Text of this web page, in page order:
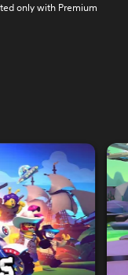
only with Premium